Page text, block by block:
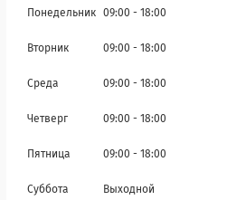
Понедельник 09:00 18:00
Вторник 09:00 18:00
Среда 09:00 18:00
Четверг 09:00 18:00
Пятница 09:00 18:00
Суббота Выходной